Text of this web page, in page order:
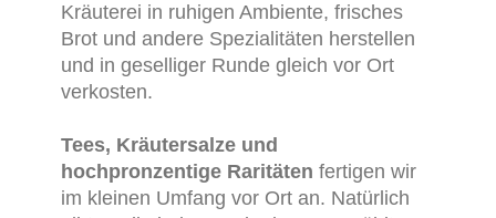
Kräuterei in ruhigen Ambiente, frisches
Brot und andere Spezialitäten herstellen
und in geselliger Runde gleich vor Ort
verkosten.
Tees, Kräutersalze und
hochpronzentige Raritäten fertigen wir
im kleinen Umfang vor Ort an. Natürlich